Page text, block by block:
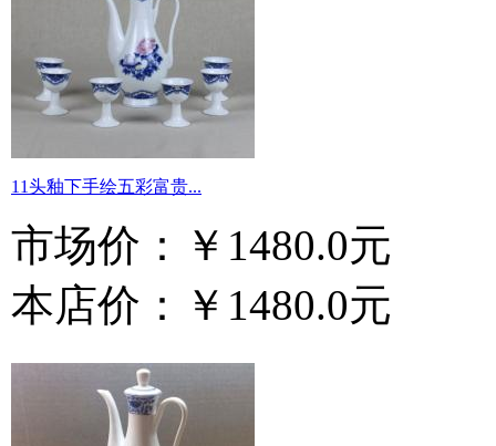
11头釉下手绘五彩富贵...
市场价：
￥1480.0元
本店价：
￥1480.0元